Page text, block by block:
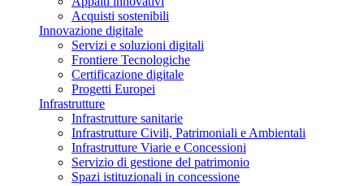
Acquisti sostenibili
Innovazione digitale
Servizi e soluzioni digitali
Frontiere Tecnologiche
Certificazione digitale
Progetti Europei
Infrastrutture
Infrastrutture sanitarie
Infrastrutture Civili, Patrimoniali e Ambientali
Infrastrutture Viarie e Concessioni
Servizio di gestione del patrimonio
Spazi istituzionali in concessione